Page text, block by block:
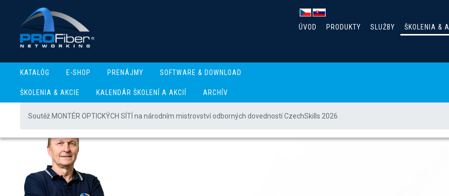
ÚVOD
PRODUKTY SLUŽBY ŠKOLENIA &
KATALÓG E-SHOP PRENÁJMY SOFTWARE & DOWNLOAD
ŠKOLENIA & AKCIE KALENDÁR ŠKOLENÍ A AKCIÍ ARCHÍV
Soutěž MONTÉR OPTICKÝCH SÍTÍ na národním mistrovství odborných dovedností CzechSkills 2026